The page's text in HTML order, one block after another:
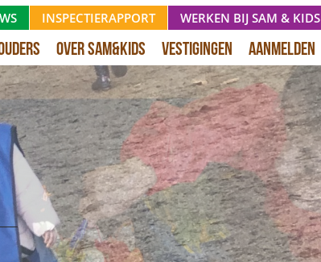
INSPECTIERAPPORT WERKEN BIJ SAM & KIDS
Over Sam&Kids Vestigingen Aanmelden